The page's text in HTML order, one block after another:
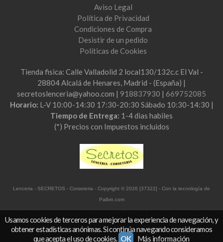
Aviso Legal
Política de Privacidad
Condiciones de Compra
Desistir de un pedido
Políticas de Cookies
Tienda fisica: Calle Valladolid 2 local130/132c.c El Val -
28804 Alcalá de Henares, Madrid - (España) |
secretoslenceria@yahoo.com | 918837930 | 669752085
Horario: L-V 10:00-14:30 17:30-20:30 Sábado 10:30-14:30 |
Tiempo de Entrega: 1-4 dias habiles
(*) Precios con Impuestos incluidos
Lenceria - SECRETOS - Corseteria - Copyright © 2026 [37322] - Con la tecnología de
Palbin.com
Usamos cookies de terceros para mejorar la experiencia de navegación, y
obtener estadísticas anónimas. Si continúa navegando consideramos
que acepta el uso de cookies. OK Más información